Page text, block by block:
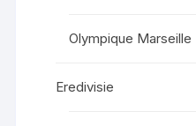
Olympique Marseille
Eredivisie